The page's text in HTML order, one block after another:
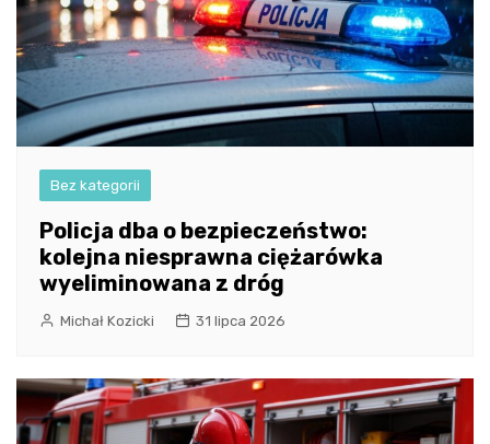
Bez kategorii
Policja dba o bezpieczeństwo:
kolejna niesprawna ciężarówka
wyeliminowana z dróg
Michał Kozicki 31 lipca 2026